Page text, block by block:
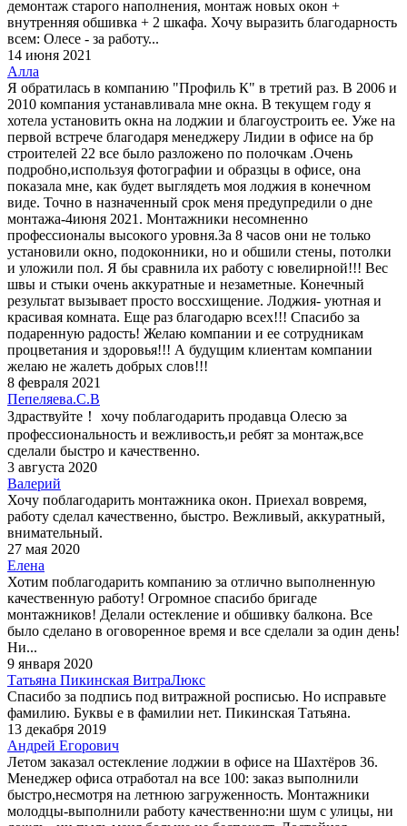
демонтаж старого наполнения, монтаж новых окон +
внутренняя обшивка + 2 шкафа. Хочу выразить благодарность
всем: Олесе - за работу...
14 июня 2021
Алла
Я обратилась в компанию "Профиль К" в третий раз. В 2006 и
2010 компания устанавливала мне окна. В текущем году я
хотела установить окна на лоджии и благоустроить ее. Уже на
первой встрече благодаря менеджеру Лидии в офисе на бр
строителей 22 все было разложено по полочкам .Очень
подробно,используя фотографии и образцы в офисе, она
показала мне, как будет выглядеть моя лоджия в конечном
виде. Точно в назначенный срок меня предупредили о дне
монтажа-4июня 2021. Монтажники несомненно
профессионалы высокого уровня.За 8 часов они не только
установили окно, подоконники, но и обшили стены, потолки
и уложили пол. Я бы сравнила их работу с ювелирной!!! Вес
швы и стыки очень аккуратные и незаметные. Конечный
результат вызывает просто воссхищение. Лоджия- уютная и
красивая комната. Еще раз благодарю всех!!! Спасибо за
подаренную радость! Желаю компании и ее сотрудникам
процветания и здоровья!!! А будущим клиентам компании
желаю не жалеть добрых слов!!!
8 февраля 2021
Пепеляева.С.В
Здраствуйте！ хочу поблагодарить продавца Олесю за
профессиональность и вежливость,и ребят за монтаж,все
сделали быстро и качественно.
3 августа 2020
Валерий
Хочу поблагодарить монтажника окон. Приехал вовремя,
работу сделал качественно, быстро. Вежливый, аккуратный,
внимательный.
27 мая 2020
Елена
Хотим поблагодарить компанию за отлично выполненную
качественную работу! Огромное спасибо бригаде
монтажников! Делали остекление и обшивку балкона. Все
было сделано в оговоренное время и все сделали за один день!
Ни...
9 января 2020
Татьяна Пикинская ВитраЛюкс
Спасибо за подпись под витражной росписью. Но исправьте
фамилию. Буквы е в фамилии нет. Пикинская Татьяна.
13 декабря 2019
Андрей Егорович
Летом заказал остекление лоджии в офисе на Шахтёров 36.
Менеджер офиса отработал на все 100: заказ выполнили
быстро,несмотря на летнюю загруженность. Монтажники
молодцы-выполнили работу качественно:ни шум с улицы, ни